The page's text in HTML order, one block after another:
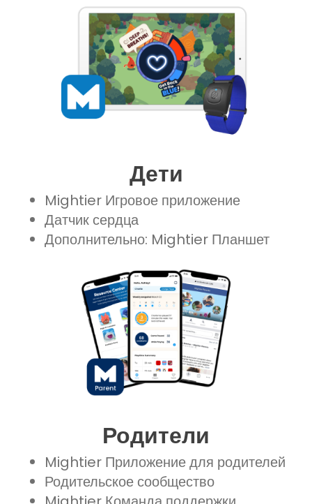
Дети
Mightier Игровое приложение
Датчик сердца
Дополнительно: Mightier Планшет
Родители
Mightier Приложение для родителей
Родительское сообщество